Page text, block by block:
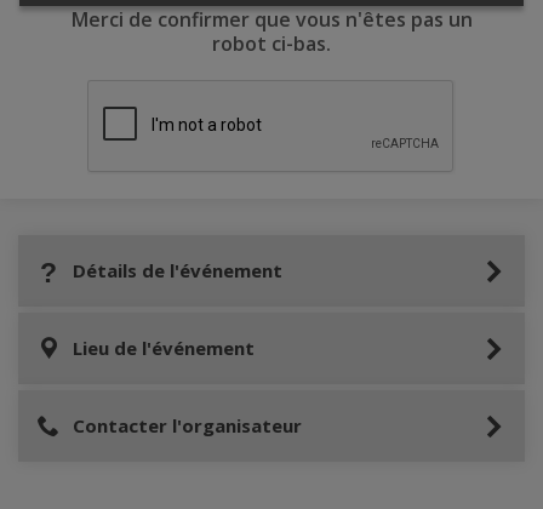
Merci de confirmer que vous n'êtes pas un
robot ci-bas.
Détails de l'événement
Lieu de l'événement
Contacter l'organisateur